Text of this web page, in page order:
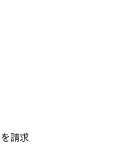
実施プログラムから探す
請求